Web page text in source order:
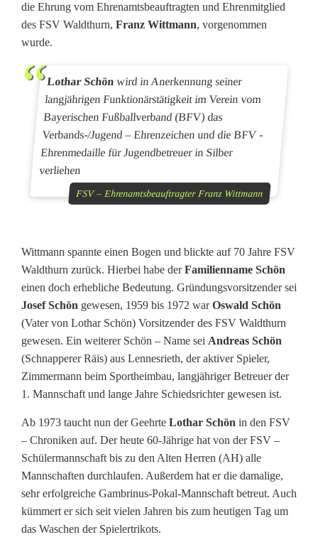
b
e
r
h
a
r
S
c
h
ö
n
die Ehrung vom Ehrenamtsbeauftragten und Ehrenmitglied
des FSV Waldthurn, Franz Wittmann, vorgenommen
wurde.
Lothar Schönwird in Anerkennung seiner
langjährigen Funktionärstätigkeit im Verein vom
Bayerischen Fußballverband (BFV) das
Verbands-/Jugend – Ehrenzeichen und die BFV -
Ehrenmedaille für Jugendbetreuer in Silber
verliehen
FSV – Ehrenamtsbeauftragter Franz Wittmann
Wittmann spannte einen Bogen und blickte auf 70 Jahre FSV
Waldthurn zurück. Hierbei habe derFamilienname Schön
einen doch erhebliche Bedeutung. Gründungsvorsitzender sei
Josef Schön gewesen, 1959 bis 1972 warOswald Schön
(Vater von Lothar Schön) Vorsitzender des FSV Waldthurn
gewesen. Ein weiterer Schön – Name sei Andreas Schön
(Schnapperer Räis) aus Lennesrieth, der aktiver Spieler,
Zimmermann beim Sportheimbau, langjähriger Betreuer der
1. Mannschaft und lange Jahre Schiedsrichter gewesen ist.
Ab 1973 taucht nun der Geehrte Lothar Schön in den FSV
– Chroniken auf. Der heute 60-Jährige hat von der FSV –
Schülermannschaft bis zu den Alten Herren (AH) alle
Mannschaften durchlaufen. Außerdem hat er die damalige,
sehr erfolgreiche Gambrinus-Pokal-Mannschaft betreut. Auch
kümmert er sich seit vielen Jahren bis zum heutigen Tag um
das Waschen der Spielertrikots.